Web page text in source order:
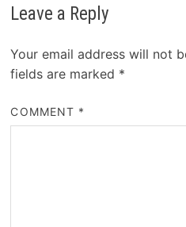
Leave a Reply
Your email address will not
fields are marked *
COMMENT *